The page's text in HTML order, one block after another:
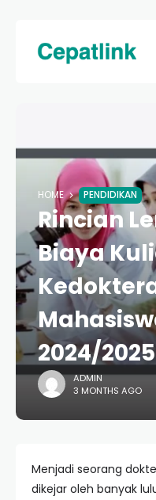
HOME PENDIDIKAN
Rincian
Biaya
2024/2025
ADMIN
3 MONTHS AGO
Menjadi seorang
dikejar oleh banyak